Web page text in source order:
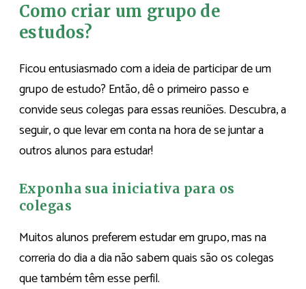
Como criar um grupo de
estudos?
Ficou entusiasmado com a ideia de participar de um
grupo de estudo? Então, dê o primeiro passo e
convide seus colegas para essas reuniões. Descubra, a
seguir, o que levar em conta na hora de se juntar a
outros alunos para estudar!
Exponha sua iniciativa para os
colegas
Muitos alunos preferem estudar em grupo, mas na
correria do dia a dia não sabem quais são os colegas
que também têm esse perfil.